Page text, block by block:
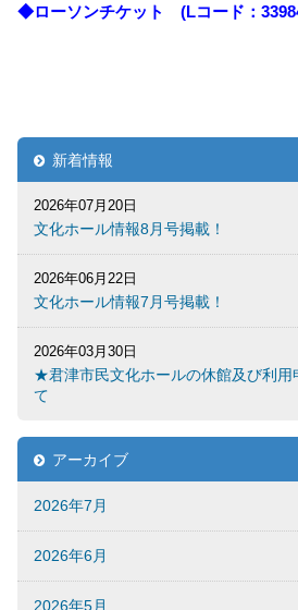
◆ローソンチケット (Lコード：
新着情報
2026年07月20日
文化ホール情報8月号掲載！
2026年06月22日
文化ホール情報7月号掲載！
2026年03月30日
★君津市民文化ホールの休館及び利用
て
アーカイブ
2026年7月
2026年6月
2026年5月